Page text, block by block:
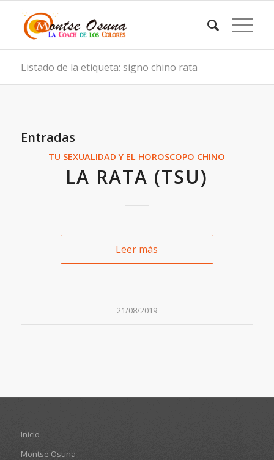
Listado de la etiqueta: signo chino rata
Entradas
TU SEXUALIDAD Y EL HOROSCOPO CHINO
LA RATA (TSU)
Leer más
21/08/2019
Inicio
Montse Osuna